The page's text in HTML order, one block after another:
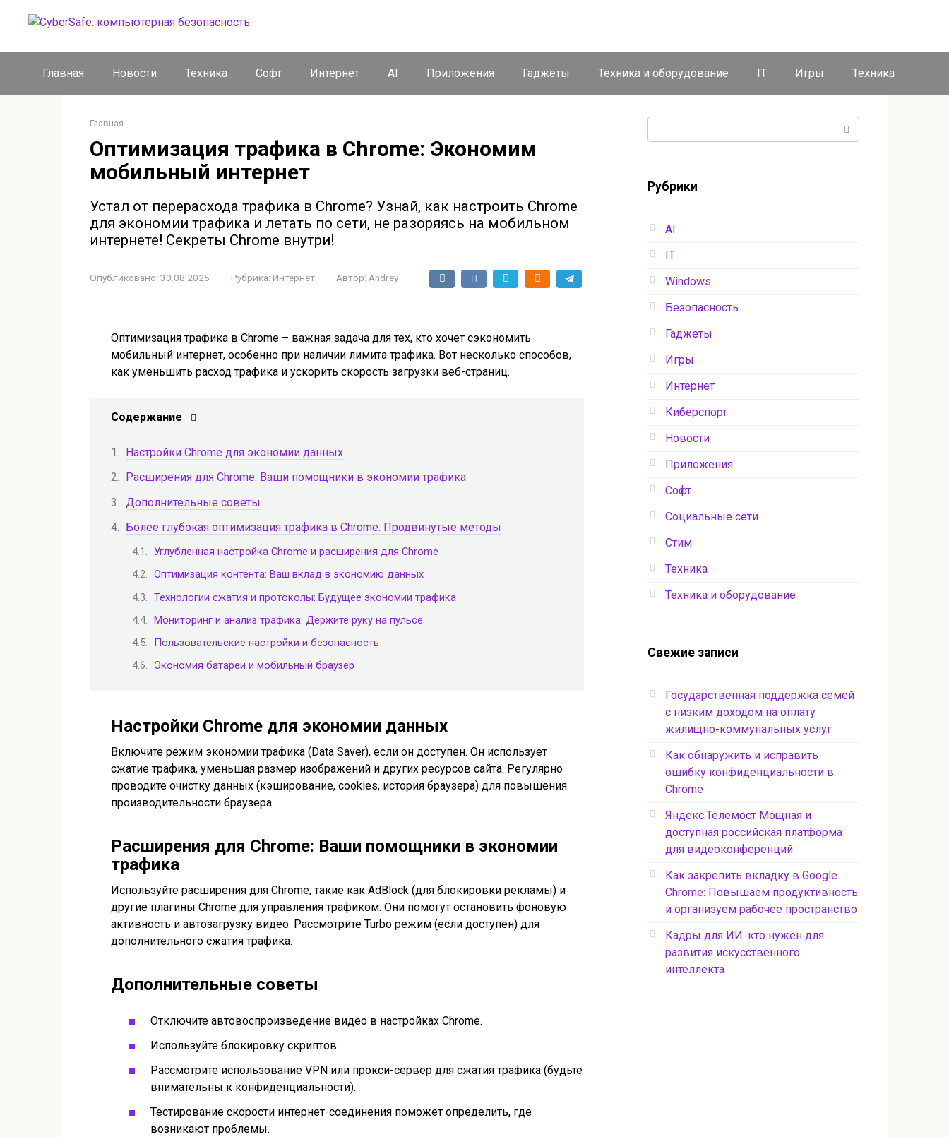
Главная Новости Техника Софт Интернет AI Приложения Гаджеты Техника и оборудование IT Игры Техника
Главная
Оптимизация трафика в Chrome: Экономим
мобильный интернет
Устал от перерасхода трафика в Chrome? Узнай, как настроить Chrome
для экономии трафика и летать по сети, не разоряясь на мобильном
интернете! Секреты Chrome внутри!
Опубликовано: 30.08.2025 Рубрика: Интернет Автор: Andrey
Оптимизация трафика в Chrome – важная задача для тех, кто хочет сэкономить
мобильный интернет, особенно при наличии лимита трафика. Вот несколько способов,
как уменьшить расход трафика и ускорить скорость загрузки веб-страниц.
Содержание
Настройки Chrome для экономии данных
Расширения для Chrome: Ваши помощники в экономии трафика
Дополнительные советы
Более глубокая оптимизация трафика в Chrome: Продвинутые методы
Углубленная настройка Chrome и расширения для Chrome
Оптимизация контента: Ваш вклад в экономию данных
Технологии сжатия и протоколы: Будущее экономии трафика
Мониторинг и анализ трафика: Держите руку на пульсе
Пользовательские настройки и безопасность
Экономия батареи и мобильный браузер
Настройки Chrome для экономии данных
Включите режим экономии трафика (Data Saver), если он доступен. Он использует
сжатие трафика, уменьшая размер изображений и других ресурсов сайта. Регулярно
проводите очистку данных (кэширование, cookies, история браузера) для повышения
производительности браузера.
Расширения для Chrome: Ваши помощники в экономии
трафика
Используйте расширения для Chrome, такие как AdBlock (для блокировки рекламы) и
другие плагины Chrome для управления трафиком. Они помогут остановить фоновую
активность и автозагрузку видео. Рассмотрите Turbo режим (если доступен) для
дополнительного сжатия трафика.
Дополнительные советы
Отключите автовоспроизведение видео в настройках Chrome.
Используйте блокировку скриптов.
Рассмотрите использование VPN или прокси-сервер для сжатия трафика (будьте
внимательны к конфиденциальности).
Тестирование скорости интернет-соединения поможет определить, где
возникают проблемы.
Рубрики
AI
IT
Windows
Безопасность
Гаджеты
Игры
Интернет
Киберспорт
Новости
Приложения
Софт
Социальные сети
Стим
Техника
Техника и оборудование
Свежие записи
Государственная поддержка семей
с низким доходом на оплату
жилищно-коммунальных услуг
Как обнаружить и исправить
ошибку конфиденциальности в
Chrome
Яндекс.Телемост Мощная и
доступная российская платформа
для видеоконференций
Как закрепить вкладку в Google
Chrome: Повышаем продуктивность
и организуем рабочее пространство
Кадры для ИИ: кто нужен для
развития искусственного
интеллекта